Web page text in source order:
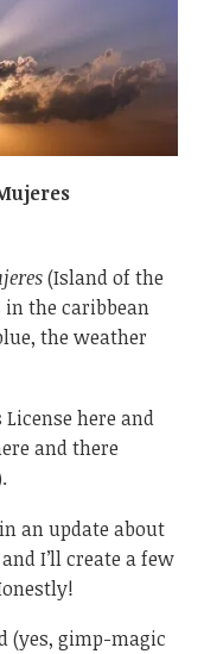
(Island of the
the caribbean
the weather
License here and
and there
an update about
I’ll create a few
(yes, gimp-magic